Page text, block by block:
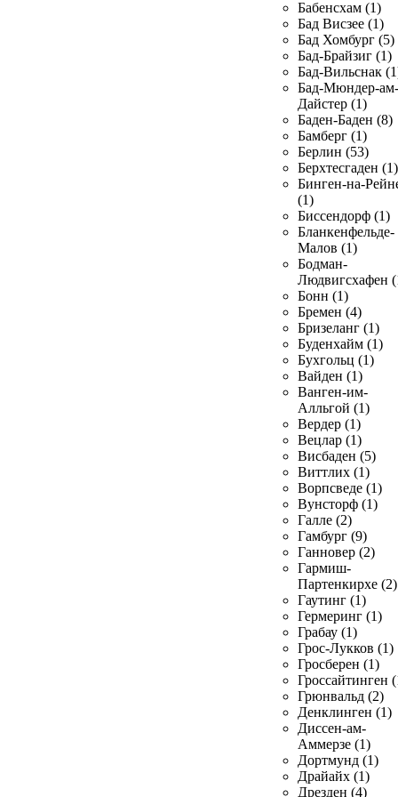
Бабенсхам (1)
Бад Висзее (1)
Бад Хомбург (5)
Бад-Брайзиг (1)
Бад-Вильснак
Бад-Мюндер-ам-
Дайстер (1)
Баден-Баден (8)
Бамберг (1)
Берлин (53)
Берхтесгаден (1)
Бинген-на-
(1)
Биссендорф (1)
Бланкенфельде-
Малов (1)
Бодман-
Людвигсхафен
Бонн (1)
Бремен (4)
Бризеланг (1)
Буденхайм (1)
Бухгольц (1)
Вайден (1)
Ванген-им-
Алльгой (1)
Вердер (1)
Вецлар (1)
Висбаден (5)
Виттлих (1)
Ворпсведе (1)
Вунсторф (1)
Галле (2)
Гамбург (9)
Ганновер (2)
Гармиш-
Партенкирхе (2)
Гаутинг (1)
Гермеринг (1)
Грабау (1)
Грос-Лукков (1)
Гросберен (1)
Гроссайтинген
Грюнвальд (2)
Денклинген (1)
Диссен-ам-
Аммерзе (1)
Дортмунд (1)
Драйайх (1)
Дрезден (4)